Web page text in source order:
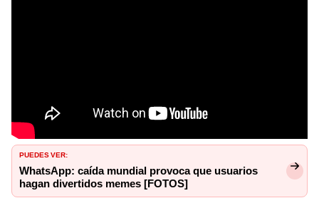
PUEDES VER:
WhatsApp: caída mundial provoca que usuarios
hagan divertidos memes [FOTOS]